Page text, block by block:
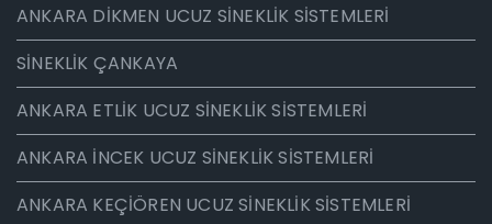
ANKARA DİKMEN UCUZ SİNEKLİK SİSTEMLERİ
SİNEKLİK ÇANKAYA
ANKARA ETLİK UCUZ SİNEKLİK SİSTEMLERİ
ANKARA İNCEK UCUZ SİNEKLİK SİSTEMLERİ
ANKARA KEÇİÖREN UCUZ SİNEKLİK SİSTEMLERİ